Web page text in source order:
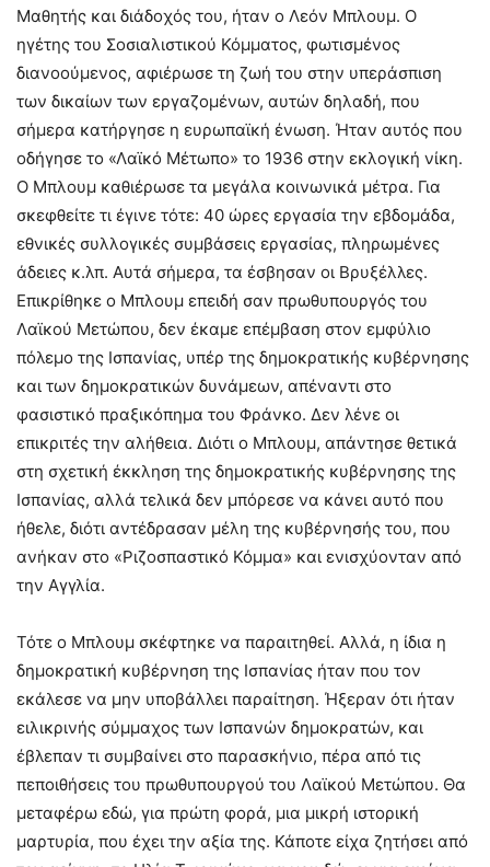
Μαθητής και διάδοχός του, ήταν ο Λεόν Μπλουμ. Ο
ηγέτης του Σοσιαλιστικού Κόμματος, φωτισμένος
διανοούμενος, αφιέρωσε τη ζωή του στην υπεράσπιση
των δικαίων των εργαζομένων, αυτών δηλαδή, που
σήμερα κατήργησε η ευρωπαϊκή ένωση. Ήταν αυτός που
οδήγησε το «Λαϊκό Μέτωπο» το 1936 στην εκλογική νίκη.
Ο Μπλουμ καθιέρωσε τα μεγάλα κοινωνικά μέτρα. Για
σκεφθείτε τι έγινε τότε: 40 ώρες εργασία την εβδομάδα,
εθνικές συλλογικές συμβάσεις εργασίας, πληρωμένες
άδειες κ.λπ. Αυτά σήμερα, τα έσβησαν οι Βρυξέλλες.
Επικρίθηκε ο Μπλουμ επειδή σαν πρωθυπουργός του
Λαϊκού Μετώπου, δεν έκαμε επέμβαση στον εμφύλιο
πόλεμο της Ισπανίας, υπέρ της δημοκρατικής κυβέρνησης
και των δημοκρατικών δυνάμεων, απέναντι στο
φασιστικό πραξικόπημα του Φράνκο. Δεν λένε οι
επικριτές την αλήθεια. Διότι ο Μπλουμ, απάντησε θετικά
στη σχετική έκκληση της δημοκρατικής κυβέρνησης της
Ισπανίας, αλλά τελικά δεν μπόρεσε να κάνει αυτό που
ήθελε, διότι αντέδρασαν μέλη της κυβέρνησής του, που
ανήκαν στο «Ριζοσπαστικό Κόμμα» και ενισχύονταν από
την Αγγλία.
Τότε ο Μπλουμ σκέφτηκε να παραιτηθεί. Αλλά, η ίδια η
δημοκρατική κυβέρνηση της Ισπανίας ήταν που τον
εκάλεσε να μην υποβάλλει παραίτηση. Ήξεραν ότι ήταν
ειλικρινής σύμμαχος των Ισπανών δημοκρατών, και
έβλεπαν τι συμβαίνει στο παρασκήνιο, πέρα από τις
πεποιθήσεις του πρωθυπουργού του Λαϊκού Μετώπου. Θα
μεταφέρω εδώ, για πρώτη φορά, μια μικρή ιστορική
μαρτυρία, που έχει την αξία της. Κάποτε είχα ζητήσει από